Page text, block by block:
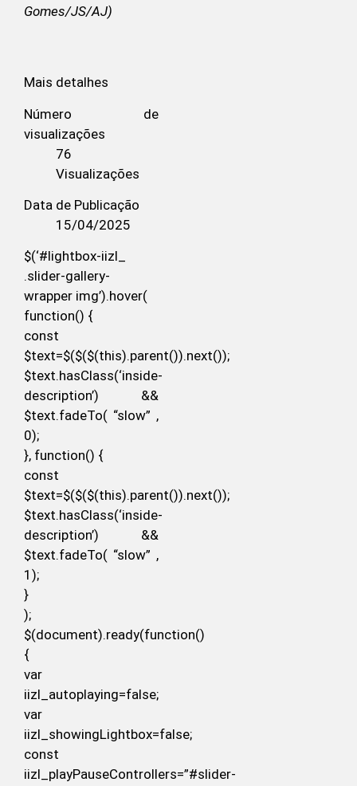
Gomes/JS/AJ)
Mais detalhes
Número de
visualizações
76
Visualizações
Data de Publicação
15/04/2025
$(‘#lightbox-iizl_
.slider-gallery-
wrapper img’).hover(
function() {
const
$text=$($($(this).parent()).next());
$text.hasClass(‘inside-
description’) &&
$text.fadeTo( “slow” ,
0);
}, function() {
const
$text=$($($(this).parent()).next());
$text.hasClass(‘inside-
description’) &&
$text.fadeTo( “slow” ,
1);
}
);
$(document).ready(function()
{
var
iizl_autoplaying=false;
var
iizl_showingLightbox=false;
const
iizl_playPauseControllers=”#slider-